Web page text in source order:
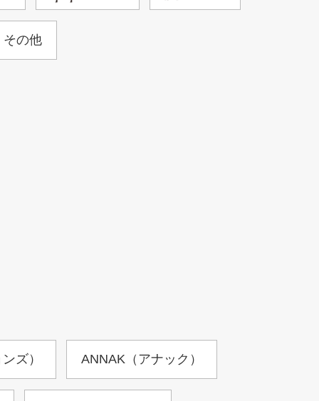
その他
ズ） ANNAK（アナック）